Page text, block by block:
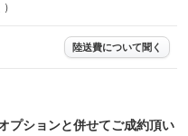
）
陸送費について聞く
プションと併せてご成約頂い